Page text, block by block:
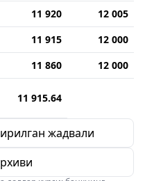
11 920
12 005
11 915
12 000
11 860
12 000
11 915.64
жадвали